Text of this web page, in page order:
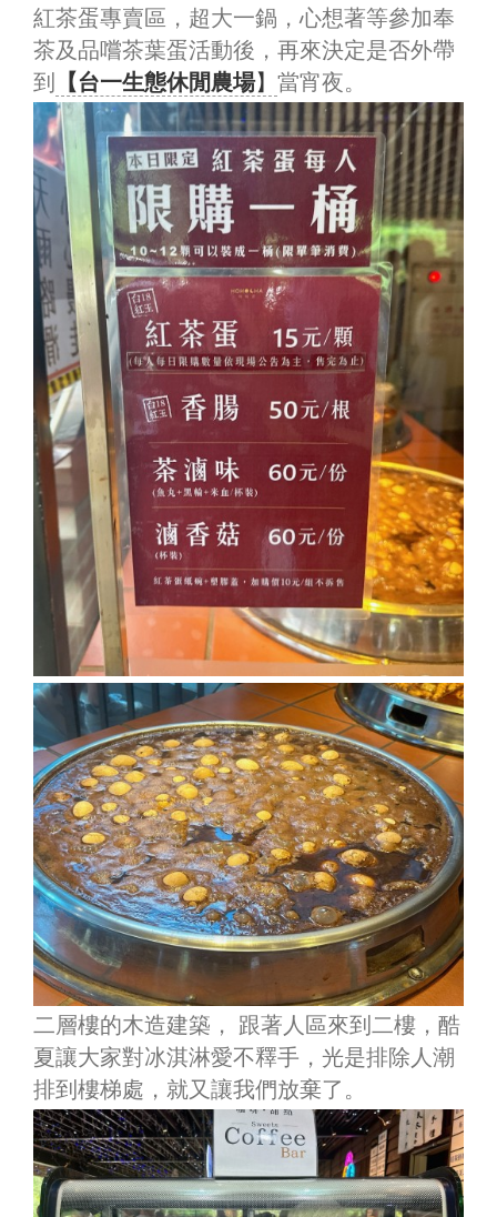
紅茶蛋專賣區，超大一鍋，心想著等參加奉
茶及品嚐茶葉蛋活動後，再來決定是否外帶
到
【台一生態休閒農場】 當宵夜。
二層樓的木造建築， 跟著人區來到二樓，酷
夏讓大家對冰淇淋愛不釋手，光是排除人潮
排到樓梯處，就又讓我們放棄了。